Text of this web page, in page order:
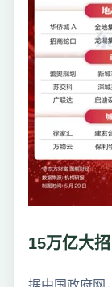
15万亿大